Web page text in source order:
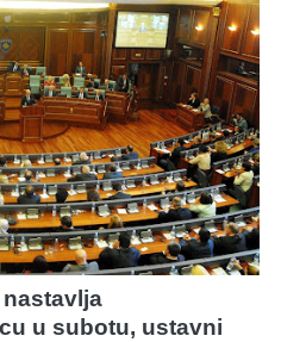
u subotu, ustavni